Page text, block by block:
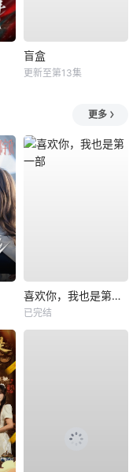
盲盒
更新至第13集
更多
喜欢你，我也是第一部
已完结